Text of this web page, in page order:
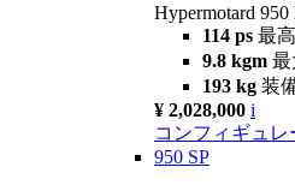
Hypermotard 950
114 ps 最
9.8 kgm 最
193 kg 装
¥ 2,028,000 i
コンフィギュレ
950 SP